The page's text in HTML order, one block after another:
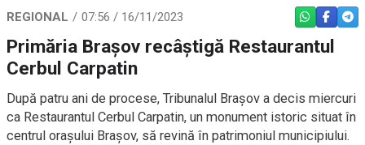
REGIONAL 07:56 / 16/11/2023 WHATSAPP
Primăria Brașov recâștigă Restaurantul
Cerbul Carpatin
După patru ani de procese, Tribunalul Brașov a decis miercuri
ca Restaurantul Cerbul Carpatin, un monument istoric situat în
centrul orașului Brașov, să revină în patrimoniul municipiului.